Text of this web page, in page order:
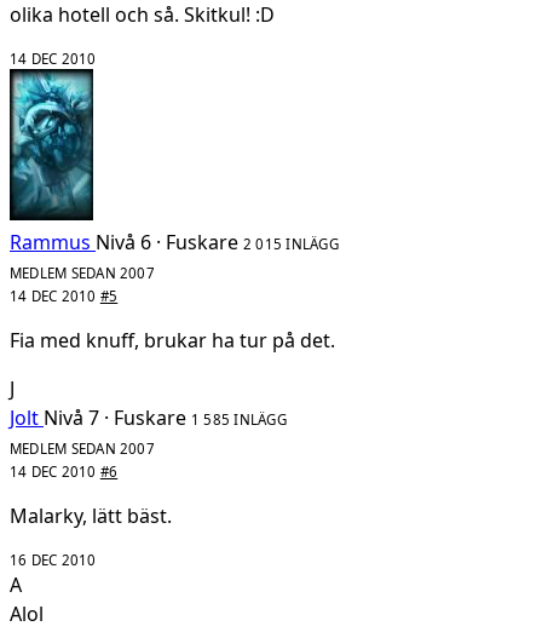
olika hotell och så. Skitkul! :D
14 DEC 2010
Rammus Nivå 6 · Fuskare 2 015 INLÄGG
MEDLEM SEDAN 2007
14 DEC 2010 #5
Fia med knuff, brukar ha tur på det.
J
Jolt Nivå 7 · Fuskare 1 585 INLÄGG
MEDLEM SEDAN 2007
14 DEC 2010 #6
Malarky, lätt bäst.
16 DEC 2010
A
Alol